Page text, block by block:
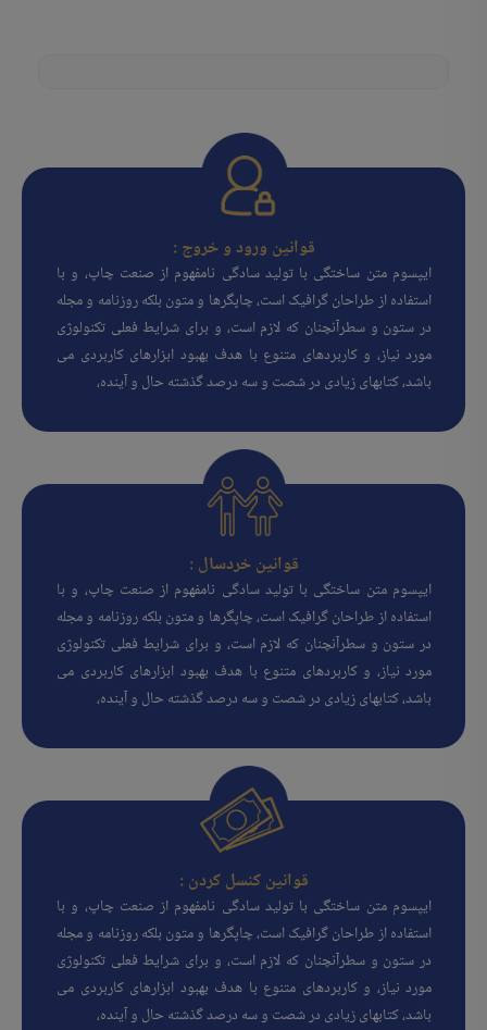
قوانین ورود و خروج :
ایپسوم متن ساختگی با تولید سادگی نامفهوم از صنعت چاپ، و با
استفاده از طراحان گرافیک است، چاپگرها و متون بلکه روزنامه و مجله
در ستون و سطرآنچنان که لازم است، و برای شرایط فعلی تکنولوژی
مورد نیاز، و کاربردهای متنوع با هدف بهبود ابزارهای کاربردی می
باشد، کتابهای زیادی در شصت و سه درصد گذشته حال و آینده،
قوانین خردسال :
ایپسوم متن ساختگی با تولید سادگی نامفهوم از صنعت چاپ، و با
استفاده از طراحان گرافیک است، چاپگرها و متون بلکه روزنامه و مجله
در ستون و سطرآنچنان که لازم است، و برای شرایط فعلی تکنولوژی
مورد نیاز، و کاربردهای متنوع با هدف بهبود ابزارهای کاربردی می
باشد، کتابهای زیادی در شصت و سه درصد گذشته حال و آینده،
قوانین کنسل کردن :
ایپسوم متن ساختگی با تولید سادگی نامفهوم از صنعت چاپ، و با
استفاده از طراحان گرافیک است، چاپگرها و متون بلکه روزنامه و مجله
در ستون و سطرآنچنان که لازم است، و برای شرایط فعلی تکنولوژی
مورد نیاز، و کاربردهای متنوع با هدف بهبود ابزارهای کاربردی می
باشد، کتابهای زیادی در شصت و سه درصد گذشته حال و آینده،